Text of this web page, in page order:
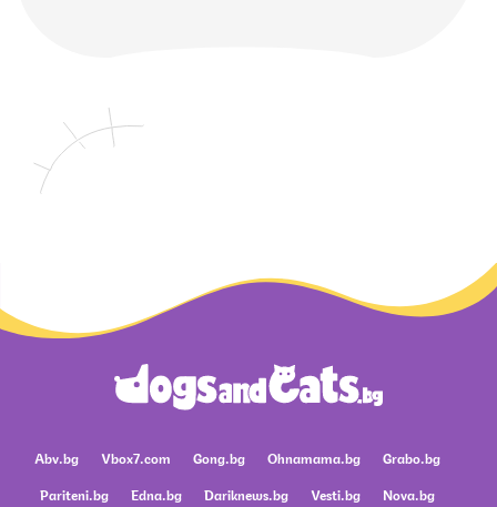
Abv.bg Vbox7.com Gong.bg Ohnamama.bg
Grabo.bg
Pariteni.bg
Edna.bg Dariknews.bg Vesti.bg Nova.bg